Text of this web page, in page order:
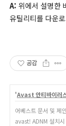
A: 위에서 설명한
유틸리티를 다운
공감
'Avast 안티바이러
어베스트 문서 및 제
avast! ADNM 설치